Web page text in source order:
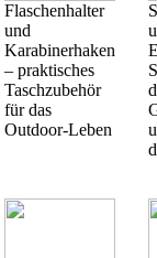
Flaschenhalter
und
Karabinerhaken
– praktisches
Taschzubehör
für das
Outdoor-Leben